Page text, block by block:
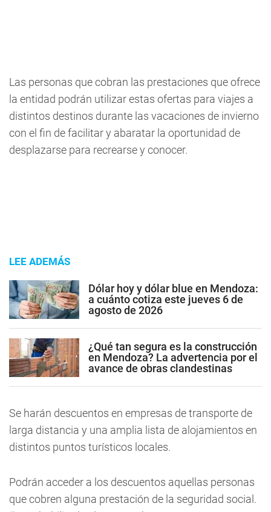
Las personas que cobran las prestaciones que ofrece
la entidad podrán utilizar estas ofertas para viajes a
distintos destinos durante las vacaciones de invierno
con el fin de facilitar y abaratar la oportunidad de
desplazarse para recrearse y conocer.
LEE ADEMÁS
Dólar hoy y dólar blue en Mendoza:
a cuánto cotiza este jueves 6 de
agosto de 2026
¿Qué tan segura es la construcción
en Mendoza? La advertencia por el
avance de obras clandestinas
Se harán descuentos en empresas de transporte de
larga distancia y una amplia lista de alojamientos en
distintos puntos turísticos locales.
Podrán acceder a los descuentos aquellas personas
que cobren alguna prestación de la seguridad social.